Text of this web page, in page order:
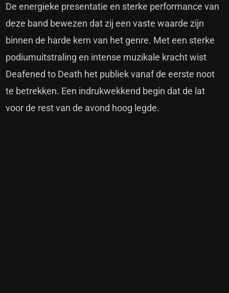
De energieke presentatie en sterke performance van
deze band bewezen dat zij een vaste waarde zijn
binnen de harde kern van het genre. Met een sterke
podiumuitstraling en intense muzikale kracht wist
Deafened to Death het publiek vanaf de eerste noot
te betrekken. Een indrukwekkend begin dat de lat
voor de rest van de avond hoog legde.